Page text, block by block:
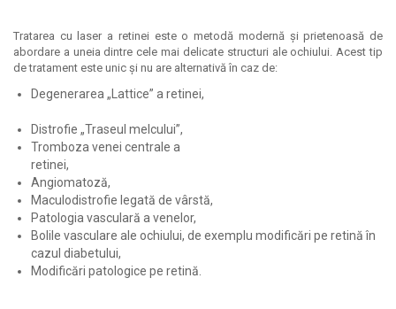
Tratarea cu laser a retinei este o metodă modernă și prietenoasă de
abordare a uneia dintre cele mai delicate structuri ale ochiului. Acest tip
de tratament este unic și nu are alternativă în caz de:
Degenerarea „Lattice” a retinei,
Distrofie „Traseul melcului”,
Tromboza venei centrale a
retinei,
Angiomatoză,
Maculodistrofie legată de vârstă,
Patologia vasculară a venelor,
Bolile vasculare ale ochiului, de exemplu modificări pe retină în
cazul diabetului,
Modificări patologice pe retină.